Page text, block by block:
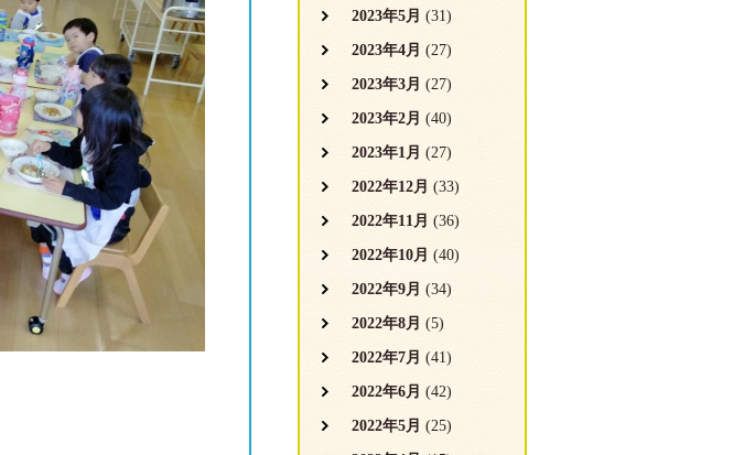
2023年5月 (31)
2023年4月 (27)
2023年3月 (27)
2023年2月 (40)
2023年1月 (27)
2022年12月 (33)
2022年11月 (36)
2022年10月 (40)
2022年9月 (34)
2022年8月 (5)
2022年7月 (41)
2022年6月 (42)
2022年5月 (25)